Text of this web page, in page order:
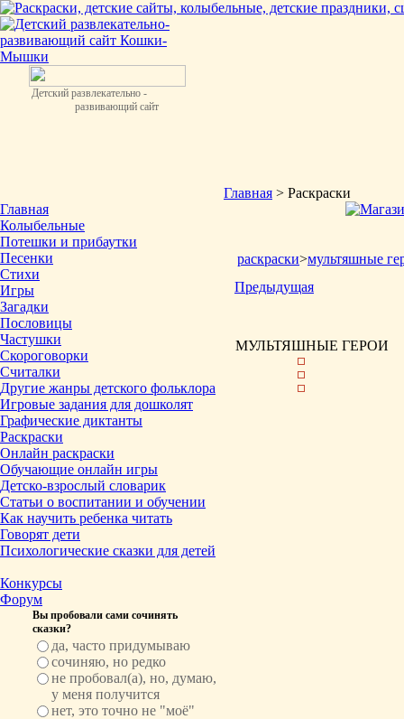
Детский развлекательно -
развивающий сайт
Главная
Колыбельные
Потешки и прибаутки
Песенки
Стихи
Игры
Загадки
Пословицы
Частушки
Скороговорки
Считалки
Другие жанры детского фольклора
Игровые задания для дошколят
Графические диктанты
Раскраски
Онлайн раскраски
Обучающие онлайн игры
Детско-взрослый словарик
Статьи о воспитании и обучении
Как научить ребенка читать
Говорят дети
Психологические сказки для детей
Конкурсы
Форум
Вы пробовали сами сочинять
сказки?
да, часто придумываю
сочиняю, но редко
не пробовал(а), но, думаю,
у меня получится
нет, это точно не "моё"
Главная > Раскраски
раскраски>мультяшные
Предыдущая
МУЛЬТЯШНЫЕ ГЕРОИ